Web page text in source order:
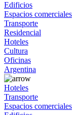
Edificios
Espacios comerciales
Transporte
Residencial
Hoteles
Cultura
Oficinas
Argentina
Hoteles
Transporte
Espacios comerciales